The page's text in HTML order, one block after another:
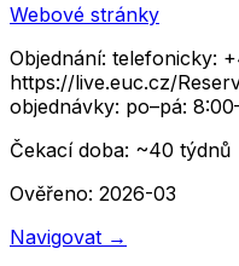
Webové stránky
Objednání: telefonicky:
https://live.euc.cz/
objednávky: po–pá:
Čekací doba: ~40 týdnů
Ověřeno: 2026-03
Navigovat →